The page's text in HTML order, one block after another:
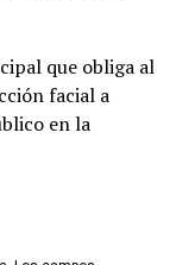
que obliga al
facial a
en la